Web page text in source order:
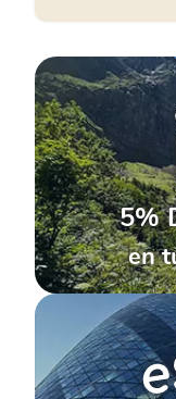
5%
en